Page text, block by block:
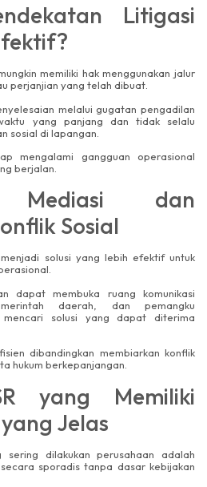
Litigasi
memiliki hak menggunakan jalur
perjanjian yang telah dibuat.
melalui gugatan pengadilan
yang panjang dan tidak selalu
sosial di lapangan.
mengalami gangguan operasional
berjalan.
Mediasi dan
Sosial
solusi yang lebih efektif untuk
dapat membuka ruang komunikasi
daerah, dan pemangku
mencari solusi yang dapat diterima
dibandingkan membiarkan konflik
hukum berkepanjangan.
yang Memiliki
Jelas
dilakukan perusahaan adalah
sporadis tanpa dasar kebijakan